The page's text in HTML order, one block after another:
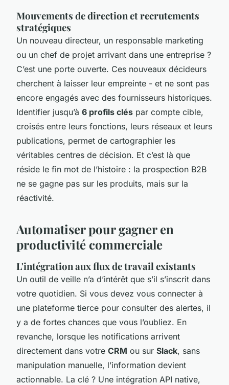
Mouvements de direction et recrutements
stratégiques
Un nouveau directeur, un responsable marketing
ou un chef de projet arrivant dans une entreprise ?
C’est une porte ouverte. Ces nouveaux décideurs
cherchent à laisser leur empreinte - et ne sont pas
encore engagés avec des fournisseurs historiques.
Identifier jusqu’à 6 profils clés par compte cible,
croisés entre leurs fonctions, leurs réseaux et leurs
publications, permet de cartographier les
véritables centres de décision. Et c’est là que
réside le fin mot de l’histoire : la prospection B2B
ne se gagne pas sur les produits, mais sur la
réactivité.
Automatiser pour gagner en
productivité commerciale
L'intégration aux flux de travail existants
Un outil de veille n’a d’intérêt que s’il s’inscrit dans
votre quotidien. Si vous devez vous connecter à
une plateforme tierce pour consulter des alertes, il
y a de fortes chances que vous l’oubliez. En
revanche, lorsque les notifications arrivent
directement dans votre CRM ou sur Slack, sans
manipulation manuelle, l’information devient
actionnable. La clé ? Une intégration API native,